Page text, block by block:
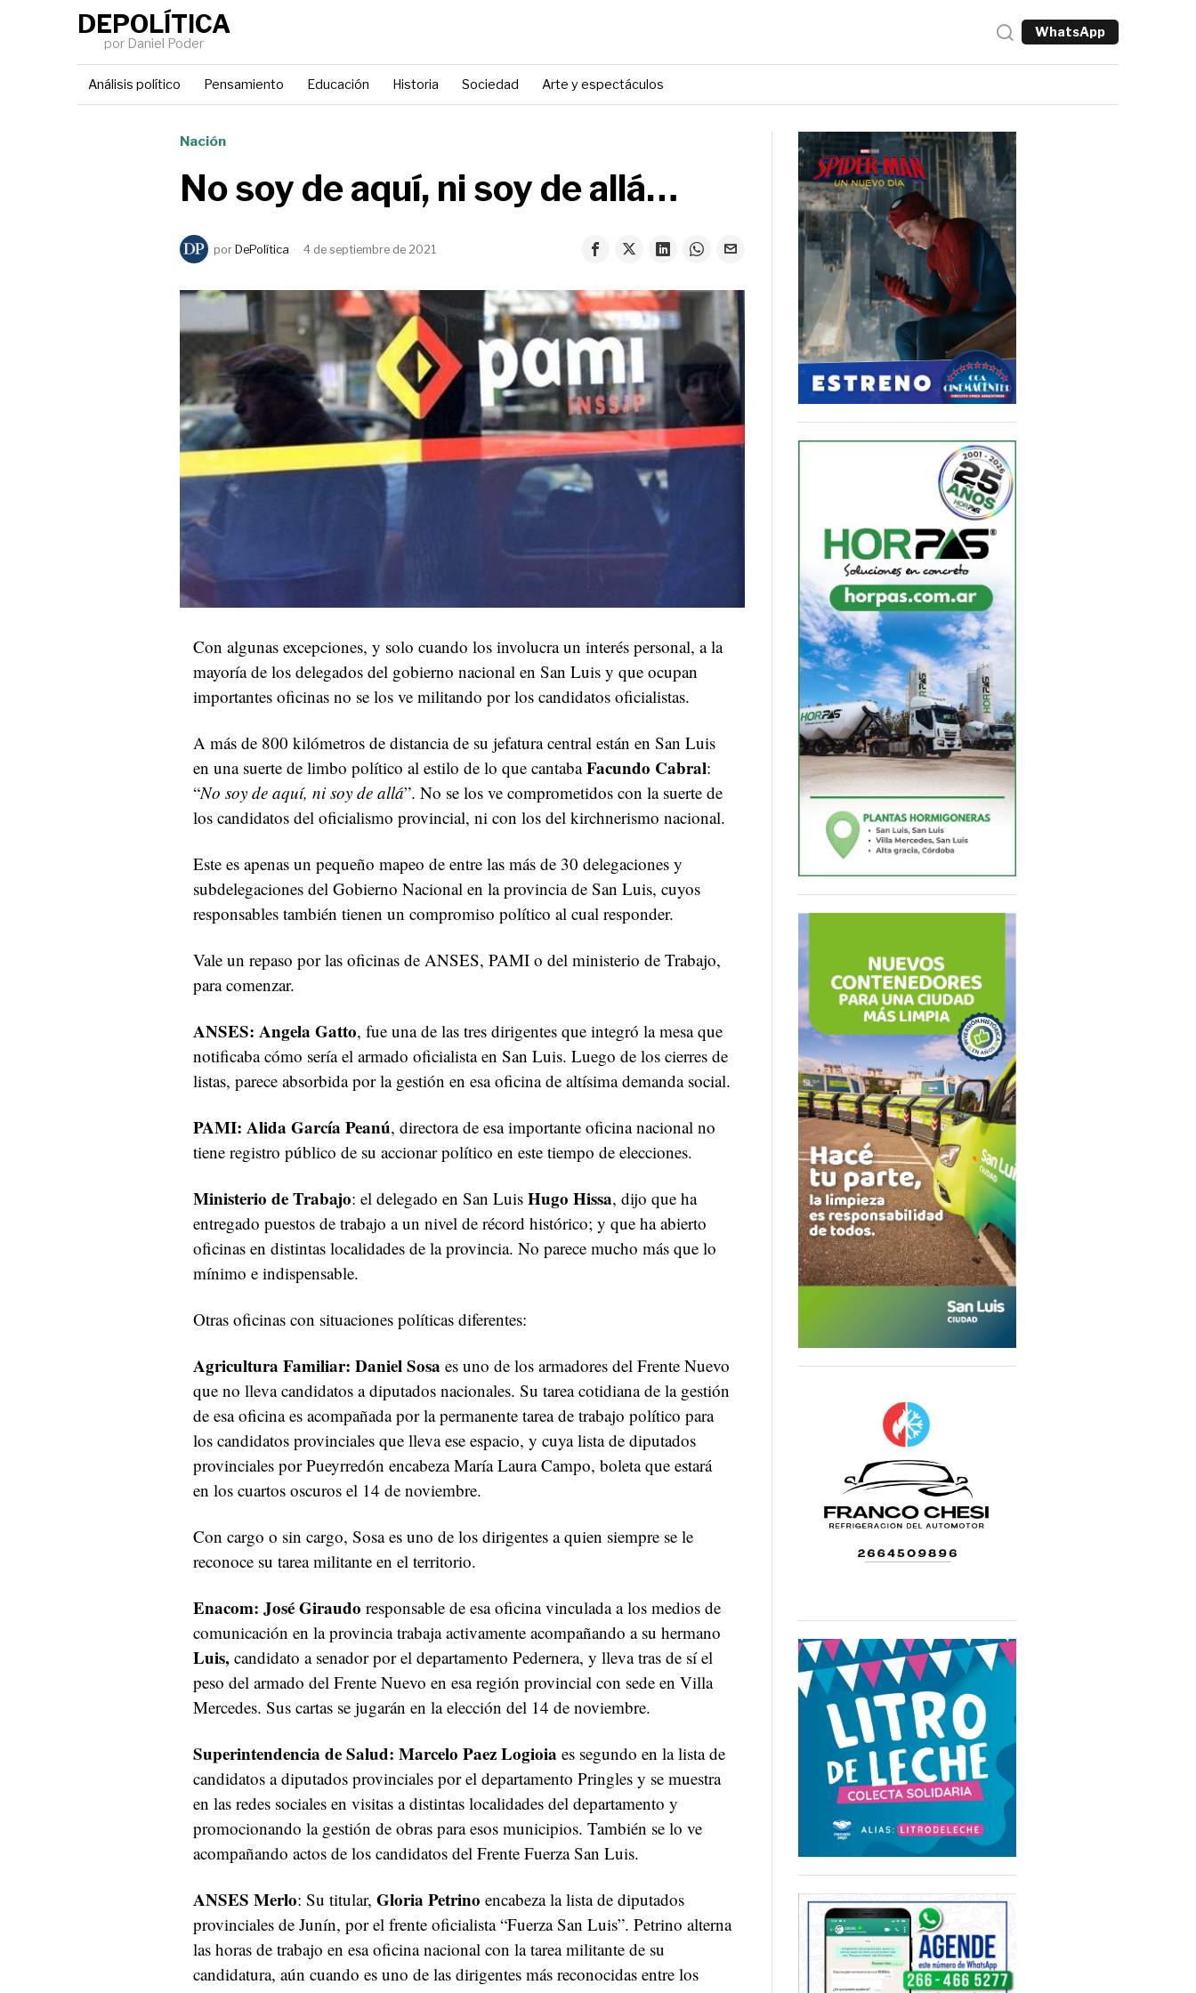
DEPOLÍTICA
por Daniel Poder
WhatsApp
Análisis político Pensamiento Educación Historia Sociedad Arte y espectáculos
Nación
No soy de aquí, ni soy de allá…
por DePolítica 4 de septiembre de 2021
Con algunas excepciones, y solo cuando los involucra un interés personal, a la
mayoría de los delegados del gobierno nacional en San Luis y que ocupan
importantes oficinas no se los ve militando por los candidatos oficialistas.
A más de 800 kilómetros de distancia de su jefatura central están en San Luis
en una suerte de limbo político al estilo de lo que cantabaFacundo Cabral:
“No soy de aquí, ni soy de allá”. No se los ve comprometidos con la suerte de
los candidatos del oficialismo provincial, ni con los del kirchnerismo nacional.
Este es apenas un pequeño mapeo de entre las más de 30 delegaciones y
subdelegaciones del Gobierno Nacional en la provincia de San Luis, cuyos
responsables también tienen un compromiso político al cual responder.
Vale un repaso por las oficinas de ANSES, PAMI o del ministerio de Trabajo,
para comenzar.
ANSES: Angela Gatto, fue una de las tres dirigentes que integró la mesa que
notificaba cómo sería el armado oficialista en San Luis. Luego de los cierres de
listas, parece absorbida por la gestión en esa oficina de altísima demanda social.
PAMI: Alida García Peanú, directora de esa importante oficina nacional no
tiene registro público de su accionar político en este tiempo de elecciones.
Ministerio de Trabajo: el delegado en San Luis Hugo Hissa, dijo que ha
entregado puestos de trabajo a un nivel de récord histórico; y que ha abierto
oficinas en distintas localidades de la provincia. No parece mucho más que lo
mínimo e indispensable.
Otras oficinas con situaciones políticas diferentes:
Agricultura Familiar: Daniel Sosa es uno de los armadores del Frente Nuevo
que no lleva candidatos a diputados nacionales. Su tarea cotidiana de la gestión
de esa oficina es acompañada por la permanente tarea de trabajo político para
los candidatos provinciales que lleva ese espacio, y cuya lista de diputados
provinciales por Pueyrredón encabeza María Laura Campo, boleta que estará
en los cuartos oscuros el 14 de noviembre.
Con cargo o sin cargo, Sosa es uno de los dirigentes a quien siempre se le
reconoce su tarea militante en el territorio.
Enacom: José Giraudo responsable de esa oficina vinculada a los medios de
comunicación en la provincia trabaja activamente acompañando a su hermano
Luis, candidato a senador por el departamento Pedernera, y lleva tras de sí el
peso del armado del Frente Nuevo en esa región provincial con sede en Villa
Mercedes. Sus cartas se jugarán en la elección del 14 de noviembre.
Superintendencia de Salud: Marcelo Paez Logioia es segundo en la lista de
candidatos a diputados provinciales por el departamento Pringles y se muestra
en las redes sociales en visitas a distintas localidades del departamento y
promocionando la gestión de obras para esos municipios. También se lo ve
acompañando actos de los candidatos del Frente Fuerza San Luis.
ANSES Merlo: Su titular, Gloria Petrino encabeza la lista de diputados
provinciales de Junín, por el frente oficialista “Fuerza San Luis”. Petrino alterna
las horas de trabajo en esa oficina nacional con la tarea militante de su
candidatura, aún cuando es uno de las dirigentes más reconocidas entre los